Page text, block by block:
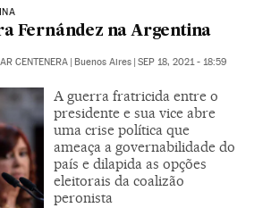
Fernández na Argentina
CENTENERA Buenos Aires SEP 18, 2021 - 18:59
A guerra fratricida entre o
presidente e sua vice abre
uma crise política que
ameaça a governabilidade do
país e dilapida as opções
eleitorais da coalizão
peronista